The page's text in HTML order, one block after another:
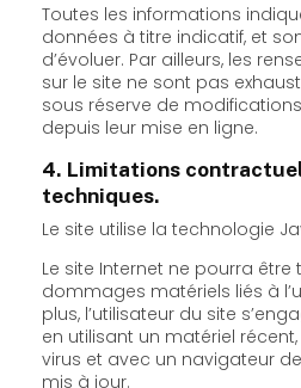
Toutes les informations
données à titre indicatif, et
d’évoluer. Par ailleurs, les
sur le site ne sont pas
sous réserve de modifications ayant été apportées
depuis leur mise en ligne.
4. Limitations
techniques.
Le site utilise la technologie
Le site Internet ne pourra
dommages matériels liés à
plus, l’utilisateur du site
en utilisant un matériel
virus et avec un navigateur
mis à jour.